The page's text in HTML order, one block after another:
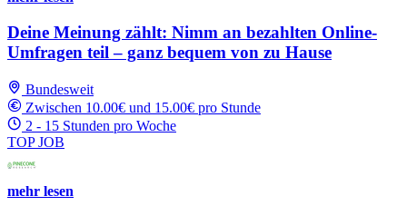
Deine Meinung zählt: Nimm an bezahlten Online-
Umfragen teil – ganz bequem von zu Hause
Bundesweit
Zwischen 10.00€ und 15.00€ pro Stunde
2 - 15 Stunden pro Woche
TOP JOB
mehr lesen